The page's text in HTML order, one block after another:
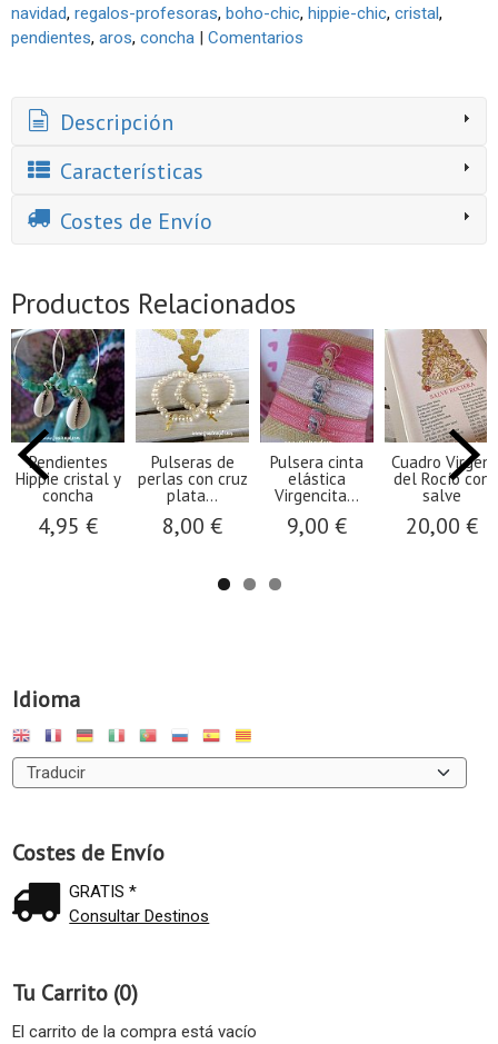
Idioma
Costes de Envío
GRATIS *
Consultar Destinos
Tu Carrito (0)
El carrito de la compra está vacío
navidad regalos-profesoras boho-chic hippie-chic cristal
pendientes aros concha | Comentarios
Descripción
Características
Costes de Envío
Productos Relacionados
Pendientes
Hippie cristal y
concha
4,95 €
Pulseras de
perlas con cruz
plata...
8,00 €
Pulsera cinta
elástica
Virgencita...
9,00 €
Cuadro Virgen
del Rocío con
salve
20,00 €